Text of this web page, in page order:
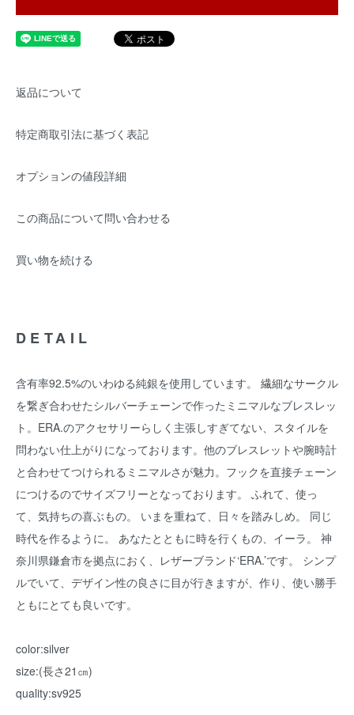
返品について
特定商取引法に基づく表記
オプションの値段詳細
この商品について問い合わせる
買い物を続ける
DETAIL
含有率92.5%のいわゆる純銀を使用しています。 繊細なサークル
を繋ぎ合わせたシルバーチェーンで作ったミニマルなブレスレッ
ト。ERA.のアクセサリーらしく主張しすぎてない、スタイルを
問わない仕上がりになっております。他のブレスレットや腕時計
と合わせてつけられるミニマルさが魅力。フックを直接チェーン
につけるのでサイズフリーとなっております。 ふれて、使っ
て、気持ちの喜ぶもの。 いまを重ねて、日々を踏みしめ。 同じ
時代を作るように。 あなたとともに時を行くもの、イーラ。 神
奈川県鎌倉市を拠点におく、レザーブランド‘ERA.’です。 シンプ
ルでいて、デザイン性の良さに目が行きますが、作り、使い勝手
ともにとても良いです。
color:silver
size:(長さ21㎝)
quality:sv925